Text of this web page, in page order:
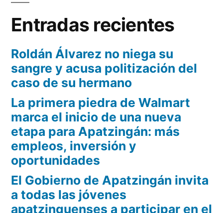
Entradas recientes
Roldán Álvarez no niega su
sangre y acusa politización del
caso de su hermano
La primera piedra de Walmart
marca el inicio de una nueva
etapa para Apatzingán: más
empleos, inversión y
oportunidades
El Gobierno de Apatzingán invita
a todas las jóvenes
apatzinguenses a participar en el